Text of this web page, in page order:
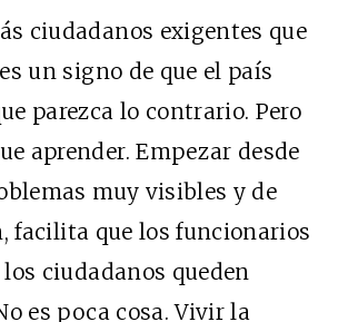
ciudadanos exigentes que
un signo de que el país
parezca lo contrario. Pero
aprender. Empezar desde
muy visibles y de
facilita que los funcionarios
ciudadanos queden
es poca cosa. Vivir la